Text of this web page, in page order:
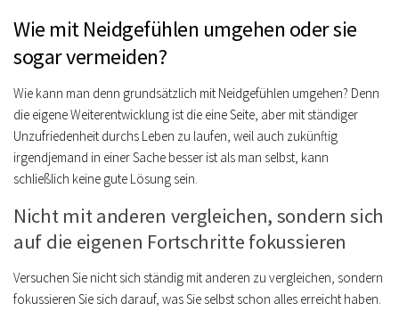
Wie mit Neidgefühlen umgehen oder sie
sogar vermeiden?
Wie kann man denn grundsätzlich mit Neidgefühlen umgehen? Denn
die eigene Weiterentwicklung ist die eine Seite, aber mit ständiger
Unzufriedenheit durchs Leben zu laufen, weil auch zukünftig
irgendjemand in einer Sache besser ist als man selbst, kann
schließlich keine gute Lösung sein.
Nicht mit anderen vergleichen, sondern sich
auf die eigenen Fortschritte fokussieren
Versuchen Sie nicht sich ständig mit anderen zu vergleichen, sondern
fokussieren Sie sich darauf, was Sie selbst schon alles erreicht haben.